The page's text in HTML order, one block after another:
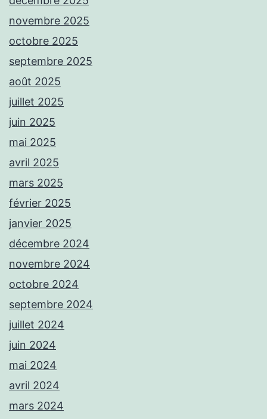
novembre 2025
octobre 2025
septembre 2025
août 2025
juillet 2025
juin 2025
mai 2025
avril 2025
mars 2025
février 2025
janvier 2025
décembre 2024
novembre 2024
octobre 2024
septembre 2024
juillet 2024
juin 2024
mai 2024
avril 2024
mars 2024